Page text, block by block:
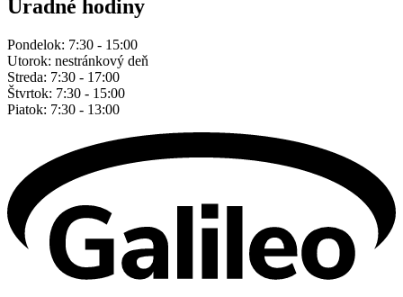
Úradné hodiny
Pondelok: 7:30 - 15:00
Utorok: nestránkový deň
Streda: 7:30 - 17:00
Štvrtok: 7:30 - 15:00
Piatok: 7:30 - 13:00